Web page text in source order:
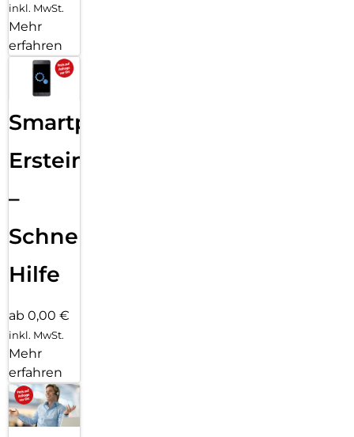
inkl. MwSt.
Mehr
erfahren
Smartphone
Ersteinrichtung
–
Schnelle
Hilfe
ab 0,00 €
inkl. MwSt.
Mehr
erfahren